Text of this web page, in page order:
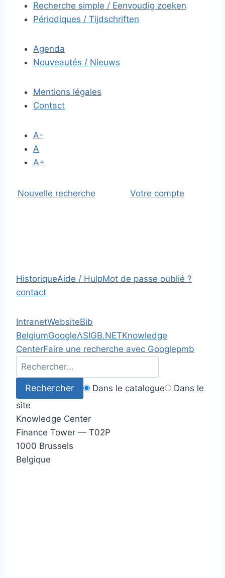
Recherche simple / Eenvoudig zoeken
Périodiques / Tijdschriften
Agenda
Nouveautés / Nieuws
Mentions légales
Contact
A-
A
A+
Nouvelle recherche Votre compte
HistoriqueAide / HulpMot de passe oublié ?
contact
IntranetWebsiteBib
BelgiumGoogleΛSIGB.NETKnowledge
CenterFaire une recherche avec Googlepmb
Dans le catalogue
Dans le
site
Knowledge Center
Finance Tower — T02P
1000 Brussels
Belgique